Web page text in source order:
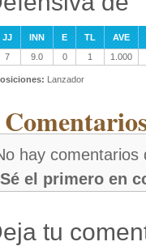
JJ INN E TL
AVE
7
9.0 0 1 1.000
Lanzador
hay comentarios
el primero en
tu